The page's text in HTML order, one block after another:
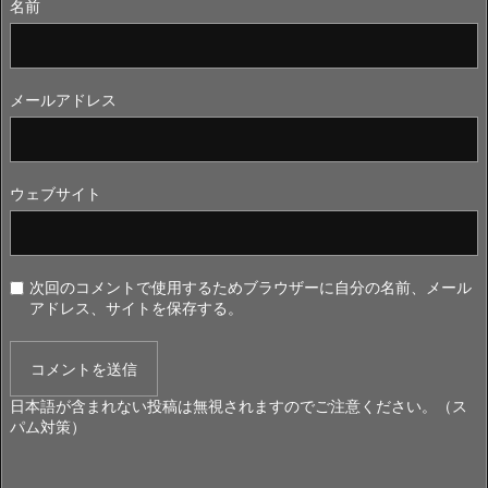
名前
メールアドレス
ウェブサイト
次回のコメントで使用するためブラウザーに自分の名前、メール
アドレス、サイトを保存する。
日本語が含まれない投稿は無視されますのでご注意ください。（ス
パム対策）